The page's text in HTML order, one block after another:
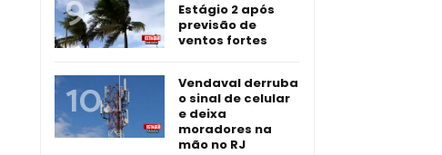
Estágio 2 após
previsão de
ventos fortes
Vendaval derruba
o sinal de celular
e deixa
moradores na
mão no RJ